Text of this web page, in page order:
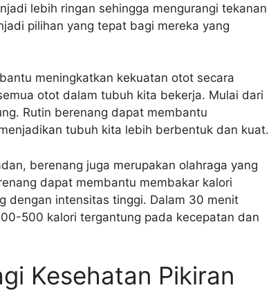
lebih ringan sehingga mengurangi tekanan
pilihan yang tepat bagi mereka yang
meningkatkan kekuatan otot secara
otot dalam tubuh kita bekerja. Mulai dari
Rutin berenang dapat membantu
tubuh kita lebih berbentuk dan kuat.
berenang juga merupakan olahraga yang
dapat membantu membakar kalori
dengan intensitas tinggi. Dalam 30 menit
500 kalori tergantung pada kecepatan dan
Kesehatan Pikiran